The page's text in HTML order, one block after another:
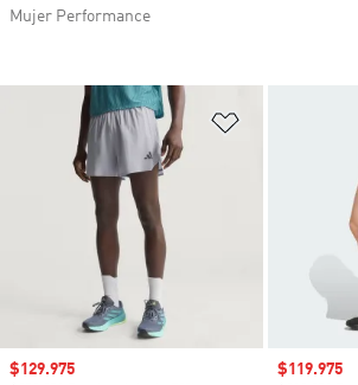
Añadir a la
Precio de venta
$129.975 Precio de
$119.975
Mujer Performance